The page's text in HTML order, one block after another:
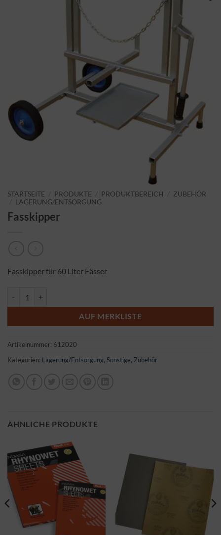
STARTSEITE PRODUKTE PRODUKTBEREICH
ZUBEHÖR
LAGERUNG/ENTSORGUNG
Fasskipper
Fasskipper für 60 Liter Fässer
AUF MERKLISTE
Artikelnummer: 612020
Kategorien: Lagerung/Entsorgung, Sonstige, Zubehör
ÄHNLICHE PRODUKTE